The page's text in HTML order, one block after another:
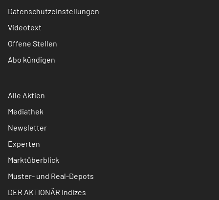
Datenschutzeinstellungen
Videotext
Offene Stellen
Abo kündigen
Alle Aktien
Mediathek
Newsletter
Experten
Marktüberblick
Muster- und Real-Depots
DER AKTIONÄR Indizes